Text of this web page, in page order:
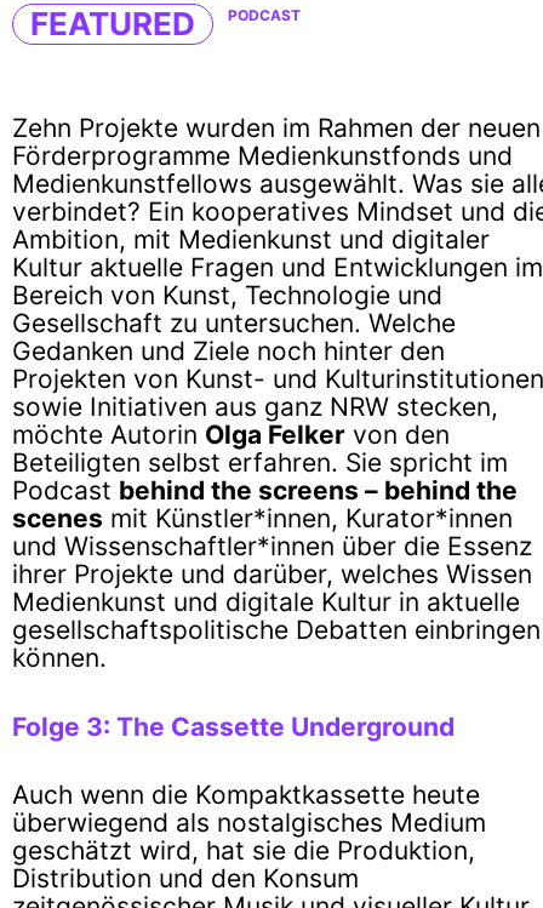
FEATURED PODCAST
Zehn Projekte wurden im Rahmen der neuen
Förderprogramme Medienkunstfonds und
Medienkunstfellows ausgewählt. Was sie
verbindet? Ein kooperatives Mindset und
Ambition, mit Medienkunst und digitaler
Kultur aktuelle Fragen und Entwicklungen im
Bereich von Kunst, Technologie und
Gesellschaft zu untersuchen. Welche
Gedanken und Ziele noch hinter den
Projekten von Kunst- und Kulturinstitutionen
sowie Initiativen aus ganz NRW stecken,
möchte Autorin Olga Felker von den
Beteiligten selbst erfahren. Sie spricht im
Podcast behind the screens – behind the
scenes mit Künstler*innen, Kurator*innen
und Wissenschaftler*innen über die Essenz
ihrer Projekte und darüber, welches Wissen
Medienkunst und digitale Kultur in aktuelle
gesellschaftspolitische Debatten einbringen
können.
Folge 3: The Cassette Underground
Auch wenn die Kompaktkassette heute
überwiegend als nostalgisches Medium
geschätzt wird, hat sie die Produktion,
Distribution und den Konsum